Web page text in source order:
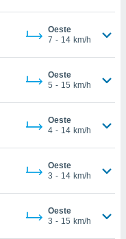
Oeste
7 - 14 km/h
Oeste
5 - 15 km/h
Oeste
4 - 14 km/h
Oeste
3 - 14 km/h
Oeste
3 - 15 km/h